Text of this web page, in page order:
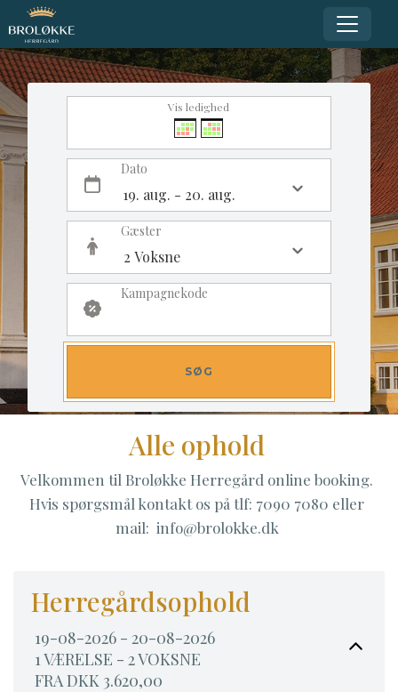
Vis ledighed
Dato
Gæster
Kampagnekode
SØG
Alle ophold
Velkommen til Broløkke Herregård online booking.
Hvis spørgsmål kontakt os på tlf: 7090 7080 eller
mail: info@brolokke.dk
Herregårdsophold
19-08-2026 - 20-08-2026
1 VÆRELSE - 2VOKSNE
FRA DKK 3.620,00